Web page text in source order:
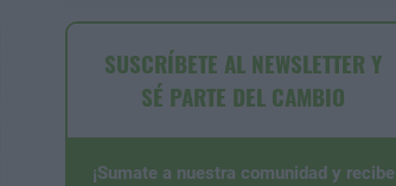
SUSCRÍBETE AL NEWSLETTER Y
SÉ PARTE DEL CAMBIO
¡Sumate a nuestra comunidad y recibe